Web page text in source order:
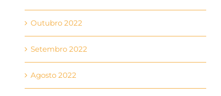
Outubro 2022
Setembro 2022
Agosto 2022